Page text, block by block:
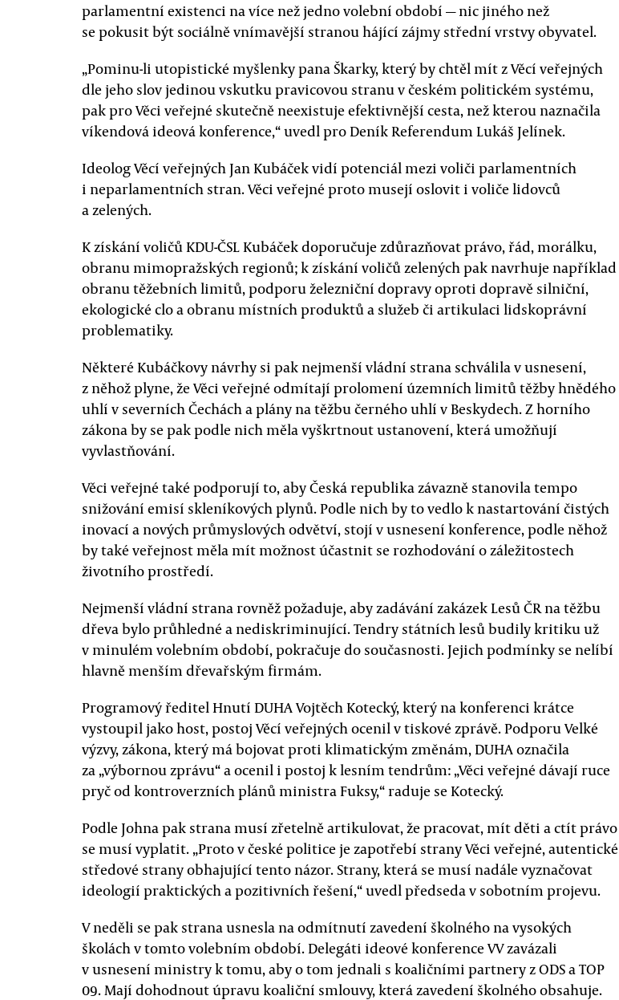
parlamentní existenci na více než jedno volební období — nic jiného než
se pokusit být sociálně vnímavější stranou hájící zájmy střední vrstvy obyvatel.
„Pominu-li utopistické myšlenky pana Škarky, který by chtěl mít z Věcí veřejných
dle jeho slov jedinou vskutku pravicovou stranu v českém politickém systému,
pak pro Věci veřejné skutečně neexistuje efektivnější cesta, než kterou naznačila
víkendová ideová konference,“ uvedl pro Deník Referendum Lukáš Jelínek.
Ideolog Věcí veřejných Jan Kubáček vidí potenciál mezi voliči parlamentních
i neparlamentních stran. Věci veřejné proto musejí oslovit i voliče lidovců
a zelených.
K získání voličů KDU-ČSL Kubáček doporučuje zdůrazňovat právo, řád, morálku,
obranu mimopražských regionů; k získání voličů zelených pak navrhuje například
obranu těžebních limitů, podporu železniční dopravy oproti dopravě silniční,
ekologické clo a obranu místních produktů a služeb či artikulaci lidskoprávní
problematiky.
Některé Kubáčkovy návrhy si pak nejmenší vládní strana schválila v usnesení,
z něhož plyne, že Věci veřejné odmítají prolomení územních limitů těžby hnědého
uhlí v severních Čechách a plány na těžbu černého uhlí v Beskydech. Z horního
zákona by se pak podle nich měla vyškrtnout ustanovení, která umožňují
vyvlastňování.
Věci veřejné také podporují to, aby Česká republika závazně stanovila tempo
snižování emisí skleníkových plynů. Podle nich by to vedlo k nastartování čistých
inovací a nových průmyslových odvětví, stojí v usnesení konference, podle něhož
by také veřejnost měla mít možnost účastnit se rozhodování o záležitostech
životního prostředí.
Nejmenší vládní strana rovněž požaduje, aby zadávání zakázek Lesů ČR na těžbu
dřeva bylo průhledné a nediskriminující. Tendry státních lesů budily kritiku už
v minulém volebním období, pokračuje do současnosti. Jejich podmínky se nelíbí
hlavně menším dřevařským firmám.
Programový ředitel Hnutí DUHA Vojtěch Kotecký, který na konferenci krátce
vystoupil jako host, postoj Věcí veřejných ocenil v tiskové zprávě. Podporu Velké
výzvy, zákona, který má bojovat proti klimatickým změnám, DUHA označila
za „výbornou zprávu“ a ocenil i postoj k lesním tendrům: „Věci veřejné dávají ruce
pryč od kontroverzních plánů ministra Fuksy,“ raduje se Kotecký.
Podle Johna pak strana musí zřetelně artikulovat, že pracovat, mít děti a ctít právo
se musí vyplatit. „Proto v české politice je zapotřebí strany Věci veřejné, autentické
středové strany obhajující tento názor. Strany, která se musí nadále vyznačovat
ideologií praktických a pozitivních řešení,“ uvedl předseda v sobotním projevu.
V neděli se pak strana usnesla na odmítnutí zavedení školného na vysokých
školách v tomto volebním období. Delegáti ideové konference VV zavázali
v usnesení ministry k tomu, aby o tom jednali s koaličními partnery z ODS a TOP
09. Mají dohodnout úpravu koaliční smlouvy, která zavedení školného obsahuje.